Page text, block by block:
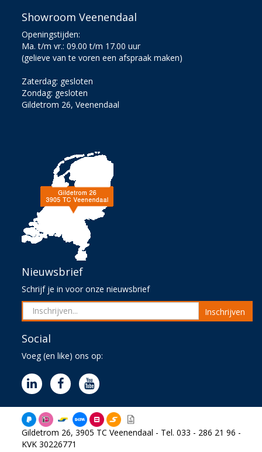
Showroom Veenendaal
Openingstijden:
Ma. t/m vr.: 09.00 t/m 17.00 uur
(gelieve van te voren een afspraak maken)
Zaterdag: gesloten
Zondag: gesloten
Gildetrom 26, Veenendaal
Nieuwsbrief
Schrijf je in voor onze nieuwsbrief
Inschrijven
Social
Voeg (en like) ons op:
Gildetrom 26, 3905 TC Veenendaal - Tel. 033 - 286 21 96 -
KVK 30226771